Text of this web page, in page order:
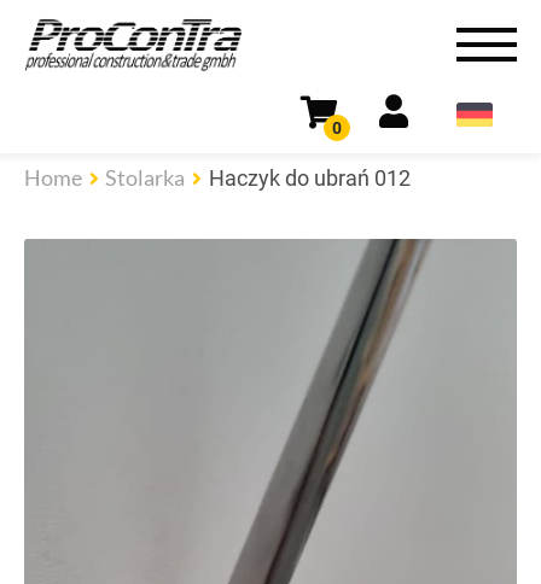
0
Home Stolarka Haczyk do ubrań 012